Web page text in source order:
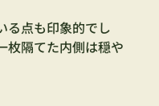
る点も印象的でし
枚隔てた内側は穏や